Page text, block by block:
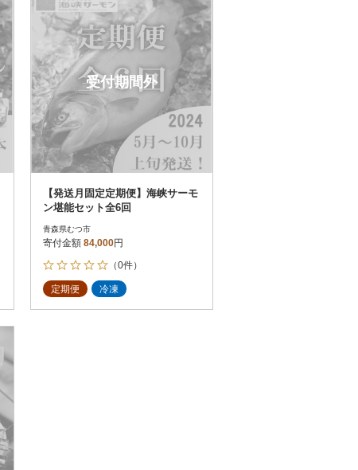
受付期間外
【発送月固定定期便】海峡サーモ
ン堪能セット全6回
青森県むつ市
寄付金額 84,000円
（0件）
定期便 冷凍